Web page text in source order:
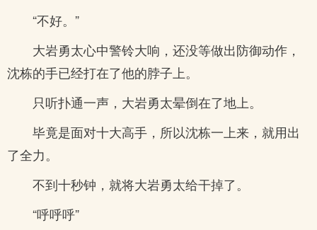
“不好。”
大岩勇太心中警铃大响，还没等做出防御动作，
沈栋的手已经打在了他的脖子上。
只听扑通一声，大岩勇太晕倒在了地上。
毕竟是面对十大高手，所以沈栋一上来，就用出
了全力。
不到十秒钟，就将大岩勇太给干掉了。
“呼呼呼”